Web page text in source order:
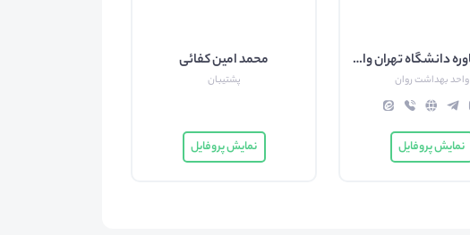
مرکز مشاوره دانشگاه تهران واحد آموزش بهداشت روان
واحد بهداشت روان
نمایش پروفایل
محمد امین کفائی
پشتیبان
نمایش پروفایل